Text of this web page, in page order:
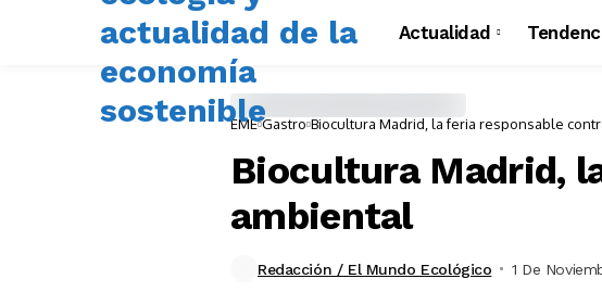
Actualidad
EME Gastro Biocultura Madrid, la feria responsable
Biocultura Madrid,
ambiental
Redacción / El Mundo Ecológico 1 De